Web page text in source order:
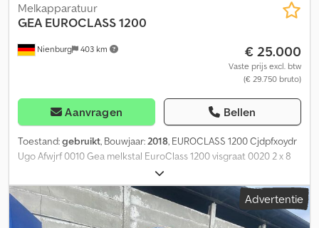
Nienburg 403 km
Melkapparatuur
GEA EUROCLASS 1200
€ 25.000
Vaste prijs excl. btw
(€ 29.750 bruto)
Aanvragen Bellen
Toestand:gebruikt, Bouwjaar:2018, EUROCLASS 1200 Cjdpfxoydr
Ugo Afwjrf 0010 Gea melkstal EuroClass 1200 visgraat 0020 2 x 8
vrijdragende stands 0030 Elektrische deuraansturing 0040 met
eindunit 0050 70 mm melkleiding 0060 90 mm pulsatorleiding
0070 Spoel- & persleiding 0080 Sinetherm E 0090 16 posilactors
0100 16 EasyPort retrofits 0110 ZONDER pulsators 0120 ZONDER
Advertentie